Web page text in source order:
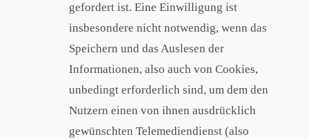
gefordert ist. Eine Einwilligung ist
insbesondere nicht notwendig, wenn das
Speichern und das Auslesen der
Informationen, also auch von Cookies,
unbedingt erforderlich sind, um dem den
Nutzern einen von ihnen ausdrücklich
gewünschten Telemediendienst (also